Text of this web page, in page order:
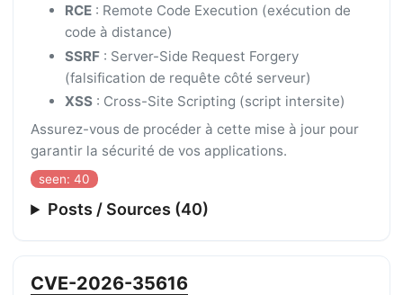
RCE: Remote Code Execution (exécution de
code à distance)
SSRF: Server-Side Request Forgery
(falsification de requête côté serveur)
XSS: Cross-Site Scripting (script intersite)
Assurez-vous de procéder à cette mise à jour pour
garantir la sécurité de vos applications.
seen: 40
Posts / Sources (40)
CVE-2026-35616